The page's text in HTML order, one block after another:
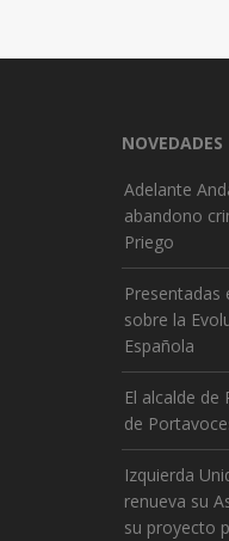
NOVEDADES
Adelante
abandono
Priego
Presentadas
sobre la
Española
El alcalde de
de
Izquierda
renueva su
su proyecto